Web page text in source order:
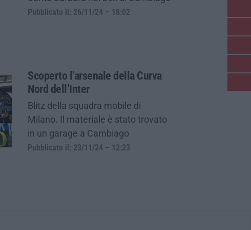
Pubblicato il: 26/11/24 – 18:02
Scoperto l’arsenale della Curva
Nord dell’Inter
Blitz della squadra mobile di
Milano. Il materiale è stato trovato
in un garage a Cambiago
Pubblicato il: 23/11/24 – 12:23